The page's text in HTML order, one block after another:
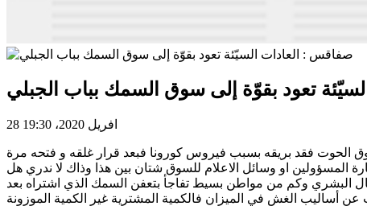
تعود بقوّة إلى سوق السمك بباب الجبلي
28 افريل 2020، 19:30
الحوت فقد بريقه بسبب فيروس كورونا فبعد قرار غلقه و فتحه مرة
او وسائل الاعلام للسوق شتان بين هذا وذاك لا ندري هل
البشري وكم من مواطن بسيط تفاجأ بتعفن السمك الذي اشتراه بعد